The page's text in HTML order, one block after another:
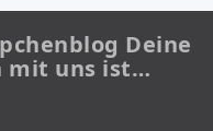
Deine
mit uns ist…